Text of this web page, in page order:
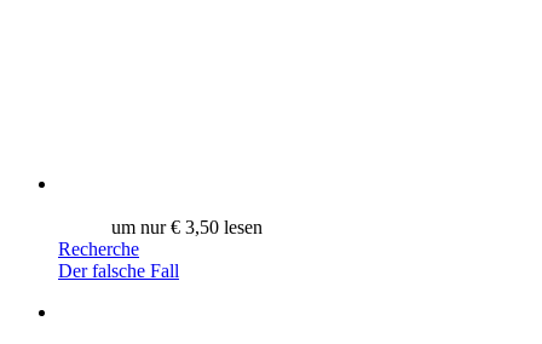
um nur € 3,50 lesen
Recherche
Der falsche Fall